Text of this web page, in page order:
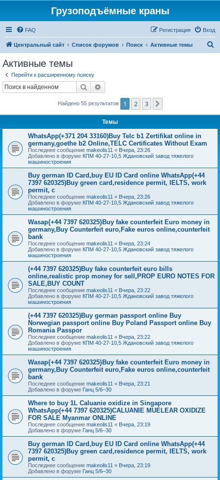
Грузоподъёмные краны
FAQ Вход
Регистрация
Центральный сайт Список форумов Поиск Активные темы
Активные темы
Перейти к расширенному поиску
Поиск
Найдено 55 результатов 1 2 3
Темы
WhatsApp(+371 204 33160)Buy Telc b1 Zertifikat online in
germany,goethe b2 Online,TELC Certificates Without Exam
Последнее сообщение makeolis11 « Вчера, 23:26
Добавлено в форуме КПМ 40-27-10,5 Ждановский завод тяжелого
машиностроения
Buy german ID Card,buy EU ID Card online WhatsApp(+44
7397 620325)Buy green card,residence permit, IELTS, work
permit, c
Последнее сообщение makeolis11 « Вчера, 23:26
Добавлено в форуме КПМ 40-27-10,5 Ждановский завод тяжелого
машиностроения
Wasap{+44 7397 620325}Buy fake counterfeit Euro money in
germany,Buy Counterfeit euro,Fake euros online,counterfeit
bank
Последнее сообщение makeolis11 « Вчера, 23:24
Добавлено в форуме КПМ 40-27-10,5 Ждановский завод тяжелого
машиностроения
(+44 7397 620325)Buy fake counterfeit euro bills
online,realistic prop money for sell,PROP EURO NOTES FOR
SALE,BUY COUNT
Последнее сообщение makeolis11 « Вчера, 23:22
Добавлено в форуме КПМ 40-27-10,5 Ждановский завод тяжелого
машиностроения
(+44 7397 620325)Buy german passport online Buy
Norwegian passport online Buy Poland Passport online Buy
Romania Passpor
Последнее сообщение makeolis11 « Вчера, 23:22
Добавлено в форуме КПМ 40-27-10,5 Ждановский завод тяжелого
машиностроения
Wasap{+44 7397 620325}Buy fake counterfeit Euro money in
germany,Buy Counterfeit euro,Fake euros online,counterfeit
bank
Последнее сообщение makeolis11 « Вчера, 23:21
Добавлено в форуме Ганц 5/6–30
Where to buy 1L Caluanie oxidize in Singapore
WhatsApp(+44 7397 620325)CALUANIE MUELEAR OXIDIZE
FOR SALE Myanmar ONLINE
Последнее сообщение makeolis11 « Вчера, 23:19
Добавлено в форуме Ганц 5/6–30
Buy german ID Card,buy EU ID Card online WhatsApp(+44
7397 620325)Buy green card,residence permit, IELTS, work
permit, c
Последнее сообщение makeolis11 « Вчера, 23:19
Добавлено в форуме Ганц 5/6–30